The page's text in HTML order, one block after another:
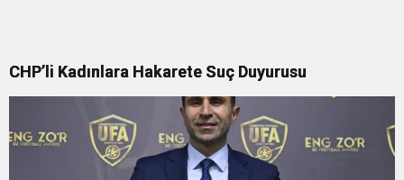
CHP’li Kadınlara Hakarete Suç Duyurusu